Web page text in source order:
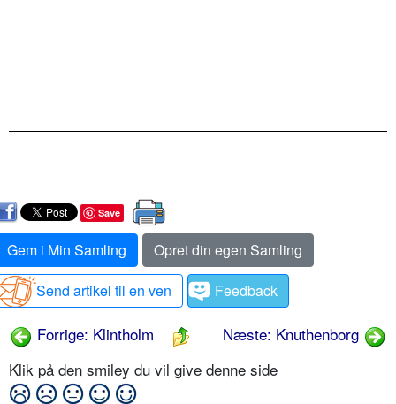
Save
Gem i Min Samling
Opret din egen Samling
Send artikel til en ven
Feedback
Forrige: Klintholm
Næste: Knuthenborg
Klik på den smiley du vil give denne side